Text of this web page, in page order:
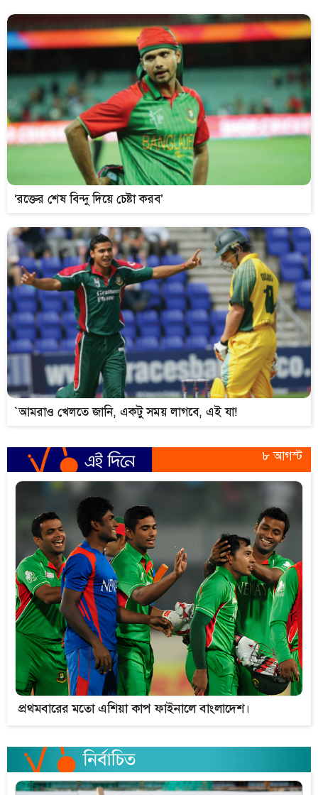
‘রক্তের শেষ বিন্দু দিয়ে চেষ্টা করব’
`আমরাও খেলতে জানি, একটু সময় লাগবে, এই যা!
৮ আগস্ট
প্রথমবারের মতো এশিয়া কাপ ফাইনালে বাংলাদেশ।